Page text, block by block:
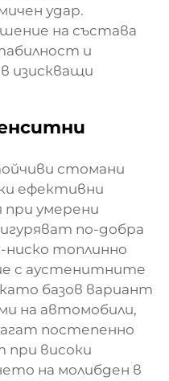
удар.
на състава
и
изискващи
стомани
ефективни
при умерени
по-добра
топлинно
с аустенитните
като базов вариант
на автомобили,
постепенно
при високи
на молибден в